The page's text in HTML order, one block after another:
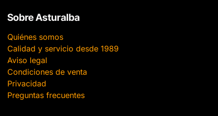
Sobre Asturalba
Quiénes somos
Calidad y servicio desde 1989
Aviso legal
Condiciones de venta
Privacidad
Preguntas frecuentes